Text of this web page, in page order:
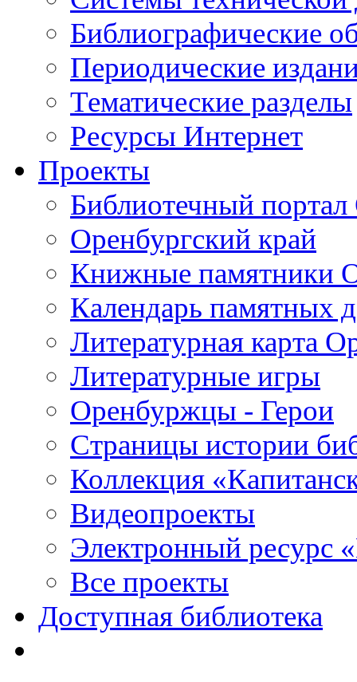
Библиографические
Периодические
Тематические разделы
Ресурсы Интернет
Проекты
Библиотечный портал
Оренбургский край
Книжные памятники
Календарь памятных
Литературная карта
Литературные игры
Оренбуржцы - Герои
Страницы истории
Коллекция
Видеопроекты
Электронный ресурс
Все проекты
Доступная библиотека